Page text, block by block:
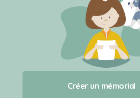
Créer un
Qui sommes-
Créer un mémorial